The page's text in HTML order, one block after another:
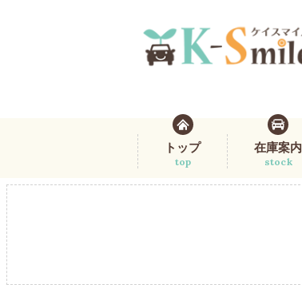
トップ
top
在庫案内
stock